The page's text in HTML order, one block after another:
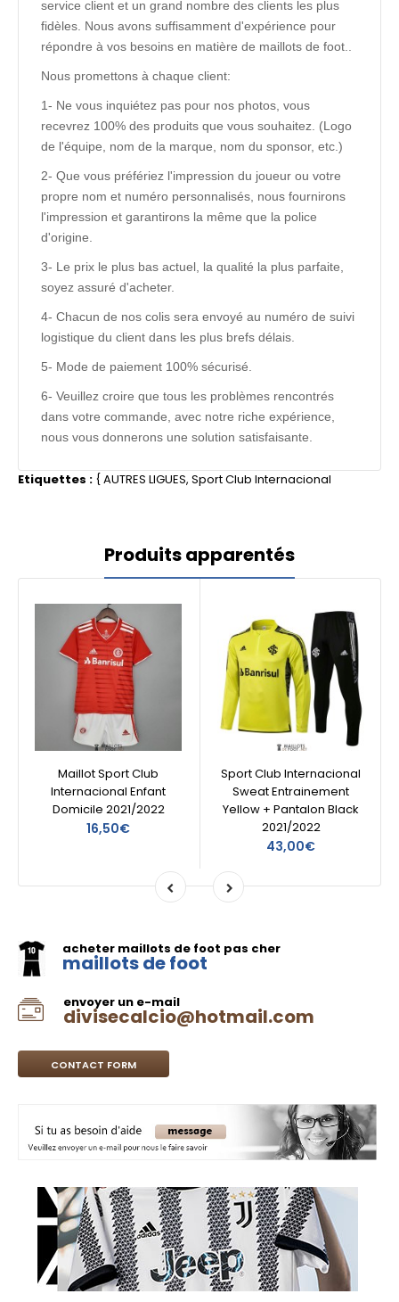
service client et un grand nombre des clients les plus
fidèles. Nous avons suffisamment d'expérience pour
répondre à vos besoins en matière de maillots de foot..
Nous promettons à chaque client:
1- Ne vous inquiétez pas pour nos photos, vous
recevrez 100% des produits que vous souhaitez. (Logo
de l'équipe, nom de la marque, nom du sponsor, etc.)
2- Que vous préfériez l'impression du joueur ou votre
propre nom et numéro personnalisés, nous fournirons
l'impression et garantirons la même que la police
d'origine.
3- Le prix le plus bas actuel, la qualité la plus parfaite,
soyez assuré d'acheter.
4- Chacun de nos colis sera envoyé au numéro de suivi
logistique du client dans les plus brefs délais.
5- Mode de paiement 100% sécurisé.
6- Veuillez croire que tous les problèmes rencontrés
dans votre commande, avec notre riche expérience,
nous vous donnerons une solution satisfaisante.
Etiquettes : {AUTRES LIGUES, Sport Club Internacional
Produits apparentés
Maillot Sport Club
Internacional Enfant
Domicile 2021/2022
16,50€
Sport Club Internacional
Sweat Entrainement
Yellow + Pantalon Black
2021/2022
43,00€
acheter maillots de foot pas cher
maillots de foot
envoyer un e-mail
divisecalcio@hotmail.com
CONTACT FORM